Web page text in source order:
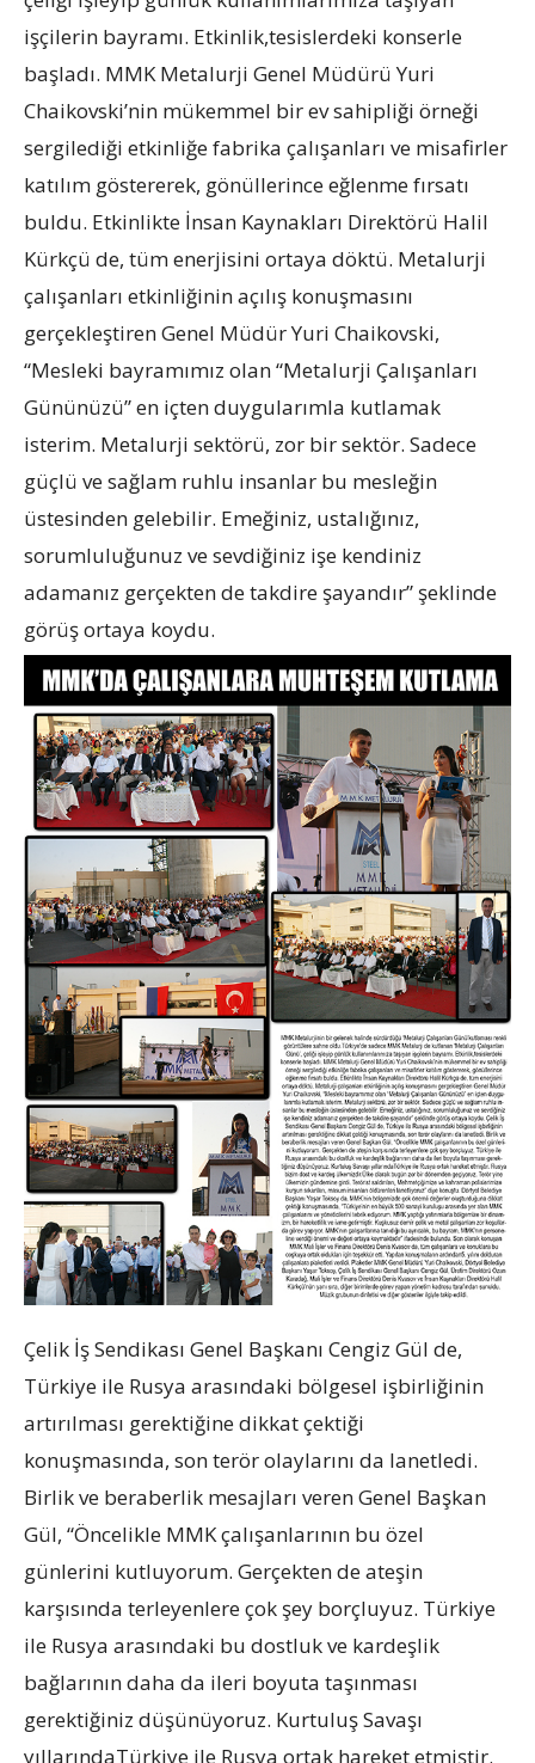
işçilerin bayramı. Etkinlik,tesislerdeki konserle
başladı. MMK Metalurji Genel Müdürü Yuri
Chaikovski’nin mükemmel bir ev sahipliği örneği
sergilediği etkinliğe fabrika çalışanları ve misafirler
katılım göstererek, gönüllerince eğlenme fırsatı
buldu. Etkinlikte İnsan Kaynakları Direktörü Halil
Kürkçü de, tüm enerjisini ortaya döktü. Metalurji
çalışanları etkinliğinin açılış konuşmasını
gerçekleştiren Genel Müdür Yuri Chaikovski,
“Mesleki bayramımız olan “Metalurji Çalışanları
Gününüzü” en içten duygularımla kutlamak
isterim. Metalurji sektörü, zor bir sektör. Sadece
güçlü ve sağlam ruhlu insanlar bu mesleğin
üstesinden gelebilir. Emeğiniz, ustalığınız,
sorumluluğunuz ve sevdiğiniz işe kendiniz
adamanız gerçekten de takdire şayandır” şeklinde
görüş ortaya koydu.
Çelik İş Sendikası Genel Başkanı Cengiz Gül de,
Türkiye ile Rusya arasındaki bölgesel işbirliğinin
artırılması gerektiğine dikkat çektiği
konuşmasında, son terör olaylarını da lanetledi.
Birlik ve beraberlik mesajları veren Genel Başkan
Gül, “Öncelikle MMK çalışanlarının bu özel
günlerini kutluyorum. Gerçekten de ateşin
karşısında terleyenlere çok şey borçluyuz. Türkiye
ile Rusya arasındaki bu dostluk ve kardeşlik
bağlarının daha da ileri boyuta taşınması
gerektiğiniz düşünüyoruz. Kurtuluş Savaşı
yıllarındaTürkiye ile Rusya ortak hareket etmiştir.